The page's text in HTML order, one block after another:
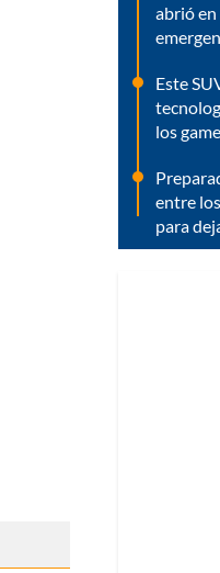
abrió
Este
los
entre
para